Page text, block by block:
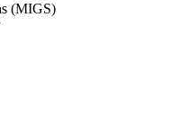
(MIGS)